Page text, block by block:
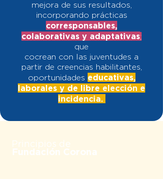
mejora de sus resultados,
incorporando prácticas
corresponsables,
colaborativas y adaptativas;
que
cocrean con las juventudes a
partir de creencias habilitantes,
oportunidades educativas,
laborales y de libre elección e
incidencia.
Principios de
Fundación Corona